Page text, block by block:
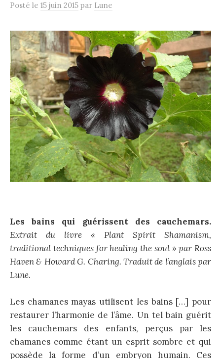
Posté le 15 juin 2015 par Lune
Les bains qui guérissent des cauchemars.
Extrait du livre « Plant Spirit Shamanism,
traditional techniques for healing the soul » par Ross
Haven & Howard G. Charing. Traduit de l’anglais par
Lune.
Les chamanes mayas utilisent les bains […] pour
restaurer l’harmonie de l’âme. Un tel bain guérit
les cauchemars des enfants, perçus par les
chamanes comme étant un esprit sombre et qui
possède la forme d’un embryon humain. Ces